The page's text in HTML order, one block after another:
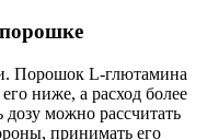
Порошок L-глютамина
ниже, а расход более
можно рассчитать
принимать его